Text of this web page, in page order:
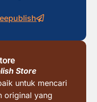
Store
untuk mencari
original yang